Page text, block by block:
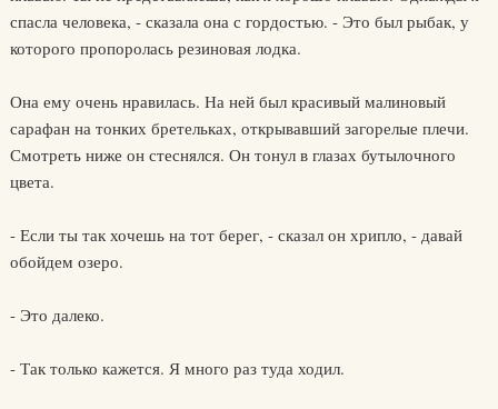
спасла человека, - сказала она с гордостью. - Это был рыбак, у
которого пропоролась резиновая лодка.
Она ему очень нравилась. На ней был красивый малиновый
сарафан на тонких бретельках, открывавший загорелые плечи.
Смотреть ниже он стеснялся. Он тонул в глазах бутылочного
цвета.
- Если ты так хочешь на тот берег, - сказал он хрипло, - давай
обойдем озеро.
- Это далеко.
- Так только кажется. Я много раз туда ходил.